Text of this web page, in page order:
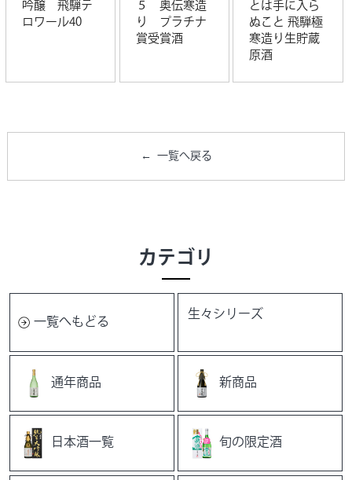
カテゴリ
一覧へもどる 生々シリーズ
通年商品 新商品
日本酒一覧 旬の限定酒
吟醸 飛騨テ
ロワール40
５ 奥伝寒造
り プラチナ
賞受賞酒
とは手に入ら
ぬこと 飛騨極
寒造り生貯蔵
原酒
一覧へ戻る